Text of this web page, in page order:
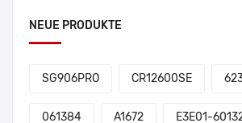
NEUE PRODUKTE
SG906PRO CR12600SE
061384 A1672 E3E01-